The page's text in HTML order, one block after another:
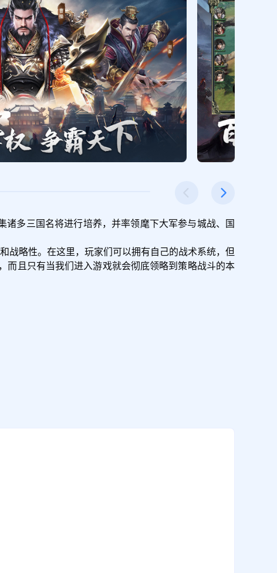
诸多三国名将进行培养，并率领麾下大军参与城战、国
战略性。在这里，玩家们可以拥有自己的战术系统，但
而且只有当我们进入游戏就会彻底领略到策略战斗的本